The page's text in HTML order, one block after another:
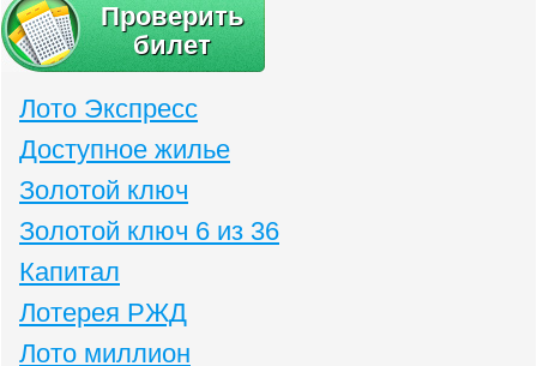
Проверить
билет
Лото Экспресс
Доступное жилье
Золотой ключ
Золотой ключ 6 из 36
Капитал
Лотерея РЖД
Лото миллион